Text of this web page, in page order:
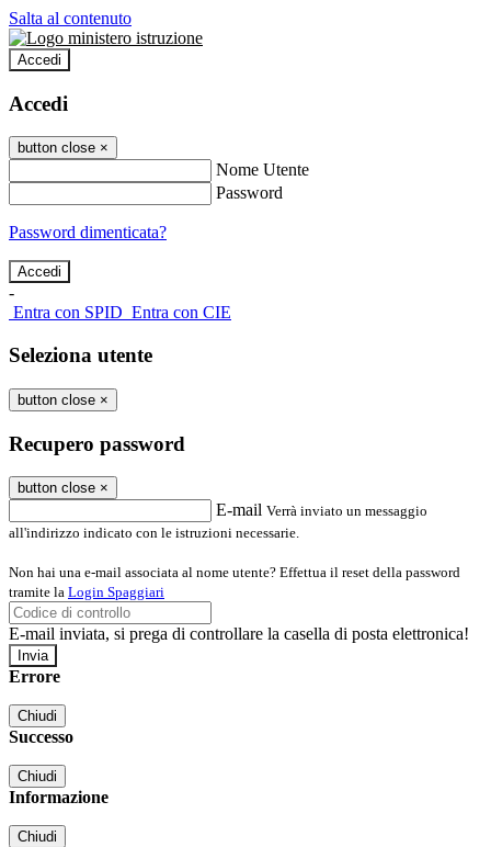
Salta al contenuto
Accedi
Accedi
button close ×
Nome Utente
Password
Password dimenticata?
-
Entra con SPID Entra con CIE
Seleziona utente
button close ×
Recupero password
button close ×
E-mail Verrà inviato un messaggio
all'indirizzo indicato con le istruzioni necessarie.
Non hai una e-mail associata al nome utente? Effettua il reset della password
tramite la Login Spaggiari
E-mail inviata, si prega di controllare la casella di posta elettronica!
Errore
Chiudi
Successo
Chiudi
Informazione
Chiudi